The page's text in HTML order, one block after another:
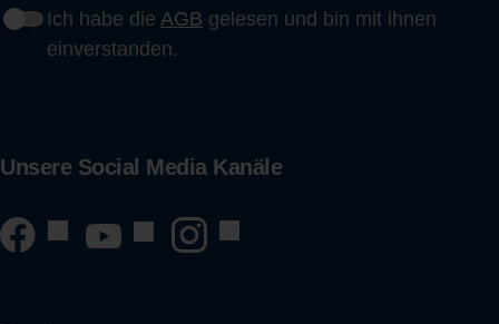
Ich habe die AGB gelesen und bin mit ihnen
einverstanden.
Unsere Social Media Kanäle